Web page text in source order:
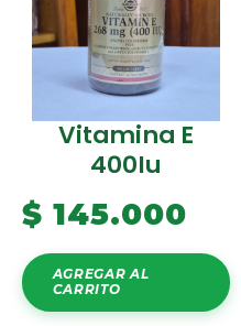
Vitamina E
400Iu
$ 145.000
AGREGAR AL
CARRITO